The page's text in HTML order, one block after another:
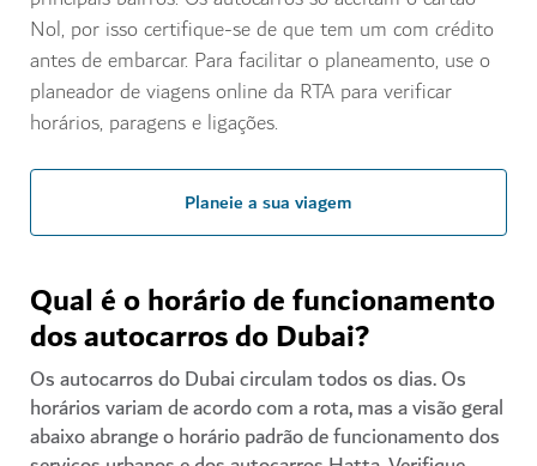
Nol, por isso certifique-se de que tem um com crédito
antes de embarcar. Para facilitar o planeamento, use o
planeador de viagens online da RTA para verificar
horários, paragens e ligações.
Planeie a sua viagem
Qual é o horário de funcionamento
dos autocarros do Dubai?
Os autocarros do Dubai circulam todos os dias. Os
horários variam de acordo com a rota, mas a visão geral
abaixo abrange o horário padrão de funcionamento dos